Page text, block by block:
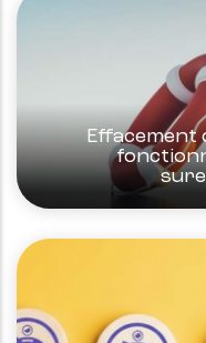
Effacement